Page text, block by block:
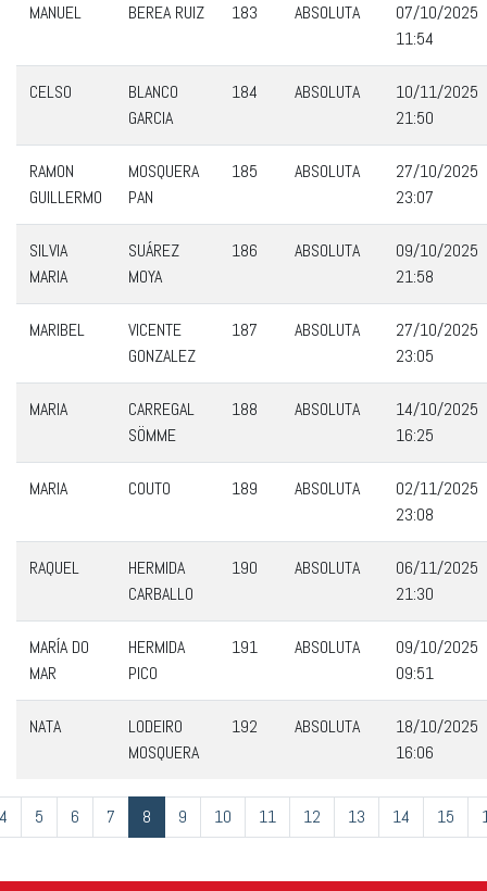
MANUEL BEREA RUIZ 183 ABSOLUTA
07/10/2025
11:54
CELSO
BLANCO
GARCIA
184 ABSOLUTA
10/11/2025
21:50
RAMON
GUILLERMO
MOSQUERA
PAN
185 ABSOLUTA
27/10/2025
23:07
SILVIA
MARIA
SUÁREZ
MOYA
186 ABSOLUTA
09/10/2025
21:58
MARIBEL
VICENTE
GONZALEZ
187 ABSOLUTA
27/10/2025
23:05
MARIA
CARREGAL
SÖMME
188 ABSOLUTA
14/10/2025
16:25
MARIA COUTO 189 ABSOLUTA
02/11/2025
23:08
RAQUEL
HERMIDA
CARBALLO
190 ABSOLUTA
06/11/2025
21:30
MARÍA DO
MAR
HERMIDA
PICO
191 ABSOLUTA
09/10/2025
09:51
NATA
LODEIRO
MOSQUERA
192 ABSOLUTA
18/10/2025
16:06
4 5 6 7 8 9 10 11 12 13 14 15